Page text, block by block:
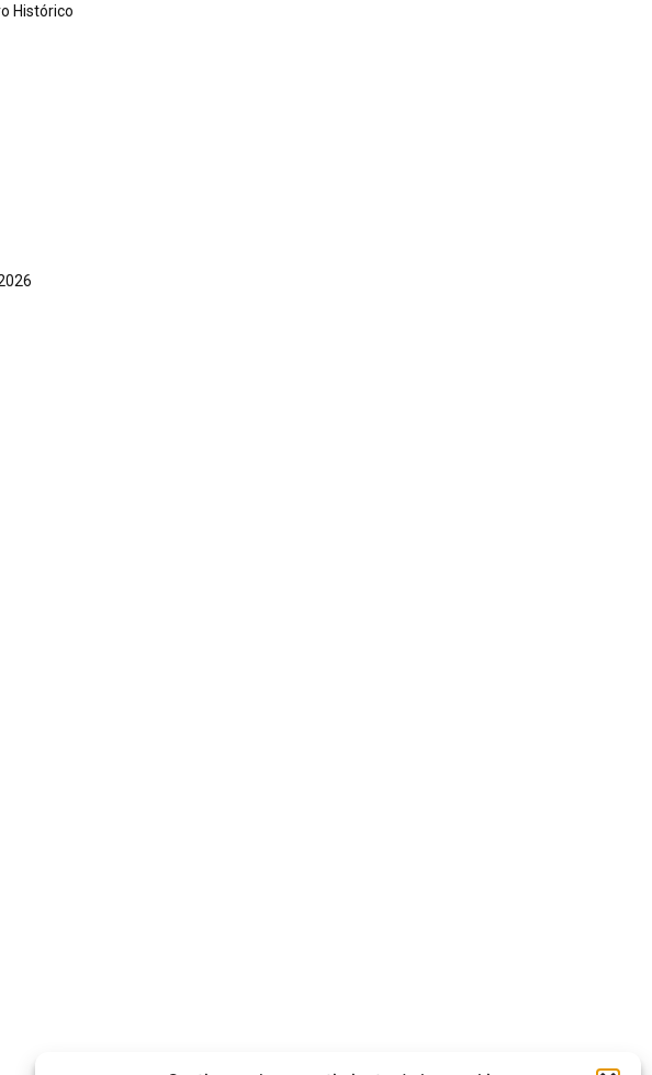
Histórico